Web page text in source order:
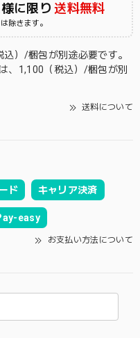
に限り 送料無料
除きます。
）/梱包が別途必要です。
、1,100（税込）/梱包が別
送料について
ド キャリア決済
easy
お支払い方法について